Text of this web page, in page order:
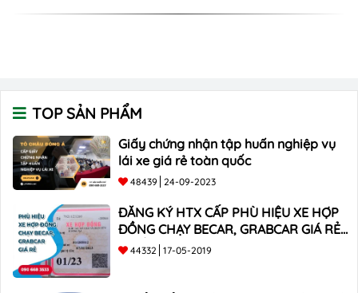
TOP SẢN PHẨM
Giấy chứng nhận tập huấn nghiệp vụ
lái xe giá rẻ toàn quốc
48439 24-09-2023
ĐĂNG KÝ HTX CẤP PHÙ HIỆU XE HỢP
ĐỒNG CHẠY BECAR, GRABCAR GIÁ RẺ
NHẤT
44332 17-05-2019